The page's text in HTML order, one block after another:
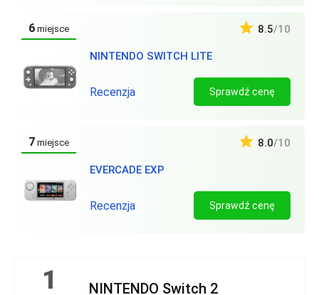
6 miejsce
NINTENDO SWITCH LITE
8.5/10
Recenzja Sprawdź cenę
7 miejsce
EVERCADE EXP
8.0/10
Recenzja Sprawdź cenę
1 NINTENDO Switch 2